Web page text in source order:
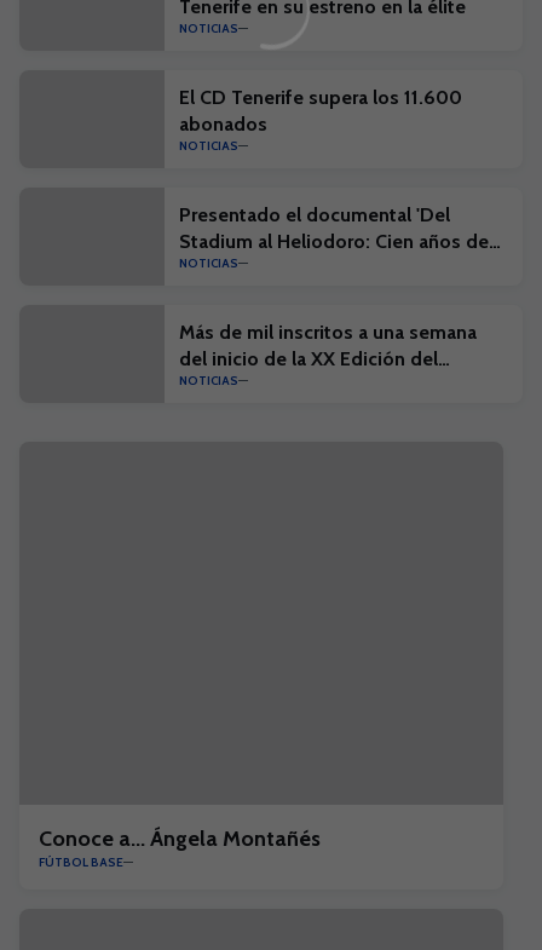
Tenerife en su estreno en la élite
NOTICIAS
El CD Tenerife supera los 11.600
abonados
NOTICIAS
Presentado el documental 'Del
Stadium al Heliodoro: Cien años de
historia'
NOTICIAS
Más de mil inscritos a una semana
del inicio de la XX Edición del
Campus Suma y el I Campus Suma
NOTICIAS
Conoce a... Ángela Montañés
FÚTBOL BASE